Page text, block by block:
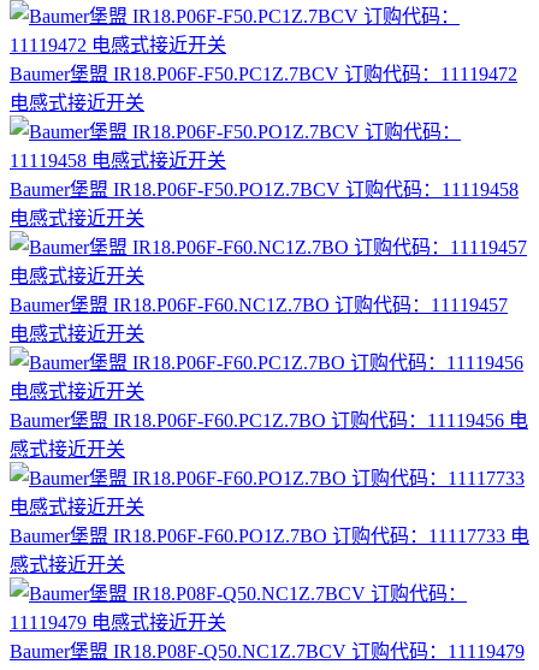
Baumer堡盟 IR18.P06F-F50.PC1Z.7BCV 订购代码：11119472
电感式接近开关
Baumer堡盟 IR18.P06F-F50.PO1Z.7BCV 订购代码：11119458
电感式接近开关
Baumer堡盟 IR18.P06F-F60.NC1Z.7BO 订购代码：11119457
电感式接近开关
Baumer堡盟 IR18.P06F-F60.PC1Z.7BO 订购代码：11119456 电
感式接近开关
Baumer堡盟 IR18.P06F-F60.PO1Z.7BO 订购代码：11117733 电
感式接近开关
Baumer堡盟 IR18.P08F-Q50.NC1Z.7BCV 订购代码：11119479